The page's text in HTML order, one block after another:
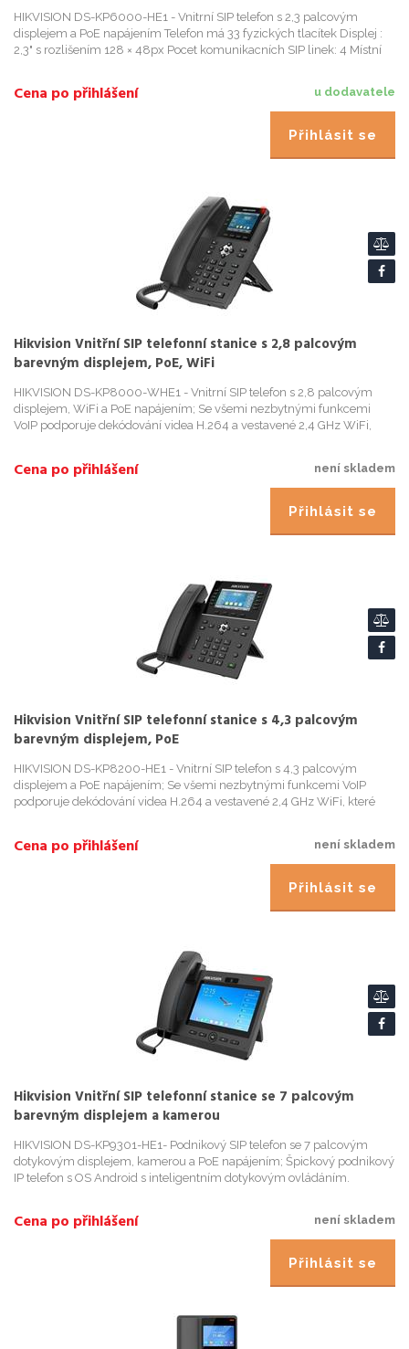
HIKVISION DS-KP6000-HE1 - Vnitrní SIP telefon s 2,3 palcovým
displejem a PoE napájením Telefon má 33 fyzických tlacítek Displej :
2,3" s rozlišením 128 × 48px Pocet komunikacních SIP linek: 4 Místní
u dodavatele
Cena po přihlášení
Přihlásit se
Hikvision Vnitřní SIP telefonní stanice s 2,8 palcovým
barevným displejem, PoE, WiFi
HIKVISION DS-KP8000-WHE1 - Vnitrní SIP telefon s 2,8 palcovým
displejem, WiFi a PoE napájením; Se všemi nezbytnými funkcemi
VoIP podporuje dekódování videa H.264 a vestavené 2,4 GHz WiFi,
není skladem
Cena po přihlášení
Přihlásit se
Hikvision Vnitřní SIP telefonní stanice s 4,3 palcovým
barevným displejem, PoE
HIKVISION DS-KP8200-HE1 - Vnitrní SIP telefon s 4,3 palcovým
displejem a PoE napájením; Se všemi nezbytnými funkcemi VoIP
podporuje dekódování videa H.264 a vestavené 2,4 GHz WiFi, které
není skladem
Cena po přihlášení
Přihlásit se
Hikvision Vnitřní SIP telefonní stanice se 7 palcovým
barevným displejem a kamerou
HIKVISION DS-KP9301-HE1- Podnikový SIP telefon se 7 palcovým
dotykovým displejem, kamerou a PoE napájením; Špickový podnikový
IP telefon s OS Android s inteligentním dotykovým ovládáním.
není skladem
Cena po přihlášení
Přihlásit se